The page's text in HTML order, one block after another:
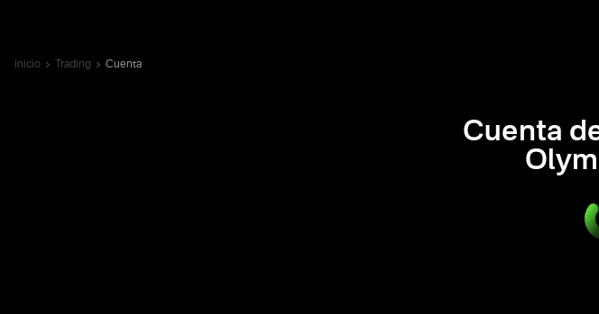
Inicio Trading Cuenta
Cuenta